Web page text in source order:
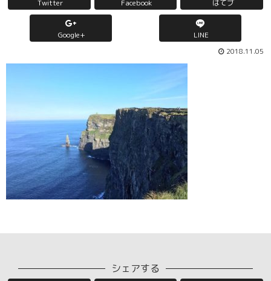
Twitter Facebook はてブ
Google+ LINE
2018.11.05
シェアする